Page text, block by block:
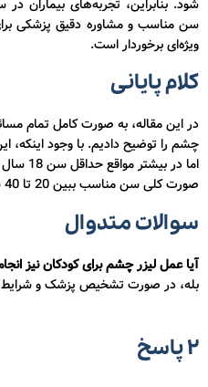
شود. بنابراین، تجربه‌های بیماران
سن مناسب و مشاوره دقیق پزشکی
ویژه‌ای برخوردار است.
کلام پایانی
در این مقاله، به صورت کامل تمام
چشم را توضیح دادیم. با وجود
اما در
صورت کلی سن مناسب ببین 20 تا 40 سال است.
سوالات متدوال
آیا عمل لیزر چشم برای کودکان نیز
بله، در صورت تشخیص پزشک و
2 پاسخ